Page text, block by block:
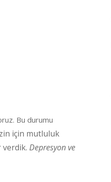
Bu durumu
için mutluluk
verdik. Depresyon ve